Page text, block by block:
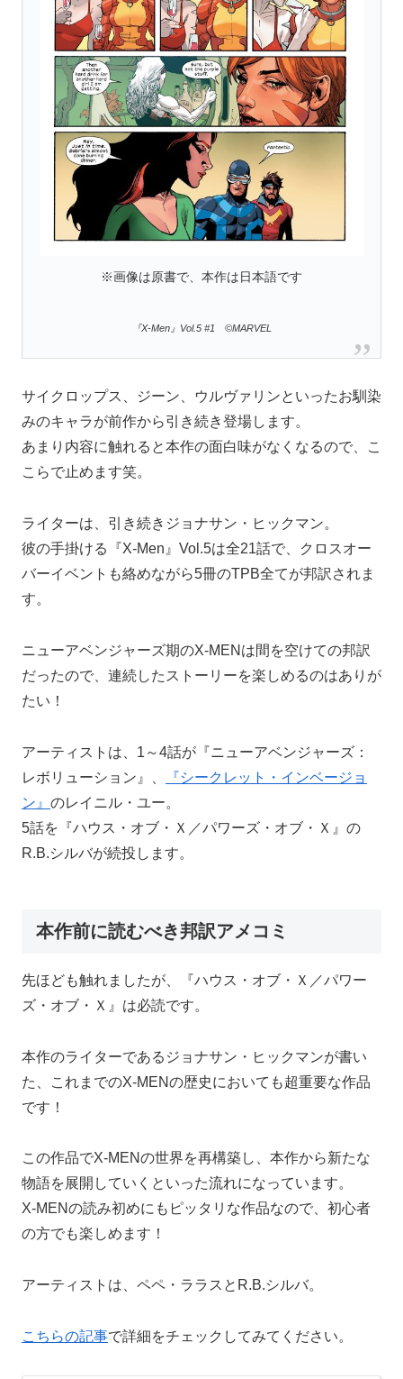
※画像は原書で、本作は日本語です
『X-Men』Vol.5 #1 ©MARVEL
サイクロップス、ジーン、ウルヴァリンといったお馴染
みのキャラが前作から引き続き登場します。
あまり内容に触れると本作の面白味がなくなるので、こ
こらで止めます笑。
ライターは、引き続きジョナサン・ヒックマン。
彼の手掛ける『X-Men』Vol.5は全21話で、クロスオー
バーイベントも絡めながら5冊のTPB全てが邦訳されま
す。
ニューアベンジャーズ期のX-MENは間を空けての邦訳
だったので、連続したストーリーを楽しめるのはありが
たい！
アーティストは、1～4話が『ニューアベンジャーズ：
レボリューション』、
『シークレット・インベージョ
ン』 のレイニル・ユー。
5話を『ハウス・オブ・Ｘ／パワーズ・オブ・Ｘ』の
R.B.シルバが続投します。
本作前に読むべき邦訳アメコミ
先ほども触れましたが、『ハウス・オブ・Ｘ／パワー
ズ・オブ・Ｘ』は必読です。
本作のライターであるジョナサン・ヒックマンが書い
た、これまでのX-MENの歴史においても超重要な作品
です！
この作品でX-MENの世界を再構築し、本作から新たな
物語を展開していくといった流れになっています。
X-MENの読み初めにもピッタリな作品なので、初心者
の方でも楽しめます！
アーティストは、ペペ・ララスとR.B.シルバ。
こちらの記事で詳細をチェックしてみてください。